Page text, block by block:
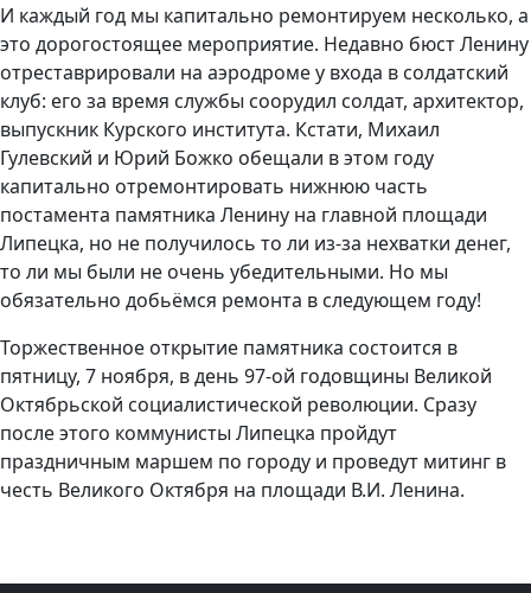
И каждый год мы капитально ремонтируем несколько, а
это дорогостоящее мероприятие. Недавно бюст Ленину
отреставрировали на аэродроме у входа в солдатский
клуб: его за время службы соорудил солдат, архитектор,
выпускник Курского института. Кстати, Михаил
Гулевский и Юрий Божко обещали в этом году
капитально отремонтировать нижнюю часть
постамента памятника Ленину на главной площади
Липецка, но не получилось то ли из-за нехватки денег,
то ли мы были не очень убедительными. Но мы
обязательно добьёмся ремонта в следующем году!
Торжественное открытие памятника состоится в
пятницу, 7 ноября, в день 97-ой годовщины Великой
Октябрьской социалистической революции. Сразу
после этого коммунисты Липецка пройдут
праздничным маршем по городу и проведут митинг в
честь Великого Октября на площади В.И. Ленина.